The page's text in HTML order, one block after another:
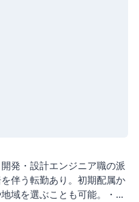
発・設計エンジニア職の派
伴う転勤あり。初期配属か
域を選ぶことも可能。・5